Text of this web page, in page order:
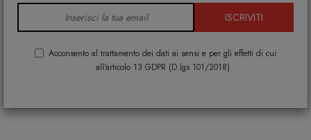
ISCRIVITI
Acconsento al trattamento dei dati ai sensi e per gli effetti di cui
all'articolo 13 GDPR (D.lgs 101/2018)
Scopri la vendita di bagni moderni
pensati per TE, proposte d'arredo dal
design contemporaneo per ogni